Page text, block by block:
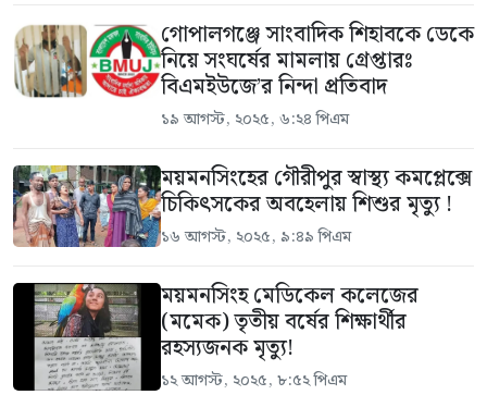
গোপালগঞ্জে সাংবাদিক শিহাবকে ডেকে
নিয়ে সংঘর্ষের মামলায় গ্রেপ্তারঃ
বিএমইউজে’র নিন্দা প্রতিবাদ
১৯ আগস্ট, ২০২৫, ৬:২৪ পিএম
ময়মনসিংহের গৌরীপুর স্বাস্থ্য কমপ্লেক্সে
চিকিৎসকের অবহেলায় শিশুর মৃত্যু !
১৬ আগস্ট, ২০২৫, ৯:৪৯ পিএম
ময়মনসিংহ মেডিকেল কলেজের
(মমেক) তৃতীয় বর্ষের শিক্ষার্থীর
রহস্যজনক মৃত্যু!
১২ আগস্ট, ২০২৫, ৮:৫২ পিএম